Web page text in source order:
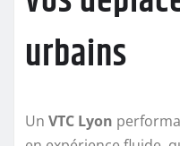
urbains
Un VTC Lyon